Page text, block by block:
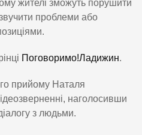
жителі зможуть порушити
проблеми або
Поговоримо!Ладижин.
прийому Наталя
наголосивши
з людьми.